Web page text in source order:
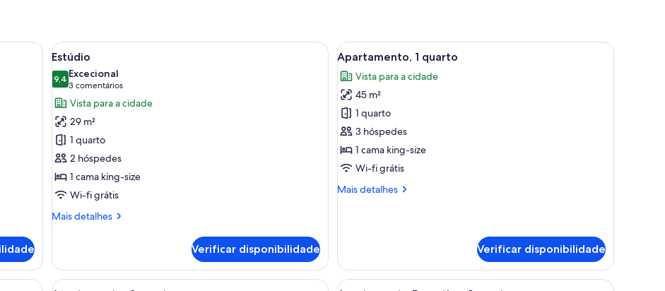
camas, vista da cidade e um quadro na parede.
Ver
todas
as
imagens
de
Estúdio
Quarto de hotel moderno com cama, mesa de cabeceira e uma pequena cozinha.
5
Estúdio
9,49,4 de 10
Excecional
3 comentários
(3
comentários)
Vista para a cidade
29 m²
1 quarto
2 hóspedes
1 cama king-size
Wi-fi grátis
Mais detalhes
Mais
quarto:
Estúdio
Verificar disponibilidade
Ver
todas
as
imagens
de
Apartamento,
1
quarto
Quarto de hotel moderno com uma cama
7
Apartamento, 1 quarto
Vista para a cidade
45 m²
1 quarto
3 hóspedes
1 cama king-size
Wi-fi grátis
Mais detalhes
Mais
1
quarto
Verificar disponibilidade
mesa de cabeceira com abajur, quadro na parede e escrivaninha com cadeira ao fundo.
Ver
Cozinha moderna com ilha central, área de jantar com mesa redonda e cadeiras, sala de estar com sofá e
Ver
Sala de estar moderna com um sofá azul,